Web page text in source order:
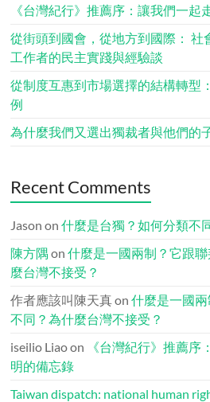
《台灣紀行》推薦序：讓我們一起
從街頭到國會，從地方到國際： 社
工作者的民主實踐與經驗談
從制度互惠到市場選擇的結構轉型
例
為什麼我們又選出獨裁者與他們的
Recent Comments
Jason on什麼是台獨？如何分類不
陳方隅 on什麼是一國兩制？它跟
麼台灣不接受？
作者應該叫陳天真 on什麼是一國
不同？為什麼台灣不接受？
iseilio Liaoon
《台灣紀行》推薦序
明的備忘錄
Taiwan dispatch: national human